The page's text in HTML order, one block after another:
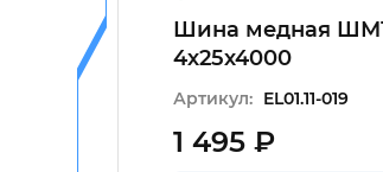
Шина медная
4х25х4000
Артикул: EL01.11-019
1 495 ₽